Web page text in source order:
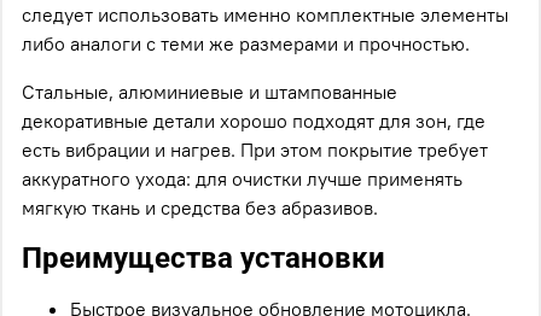
следует использовать именно комплектные элементы
либо аналоги с теми же размерами и прочностью.
Стальные, алюминиевые и штампованные
декоративные детали хорошо подходят для зон, где
есть вибрации и нагрев. При этом покрытие требует
аккуратного ухода: для очистки лучше применять
мягкую ткань и средства без абразивов.
Преимущества установки
Быстрое визуальное обновление мотоцикла.